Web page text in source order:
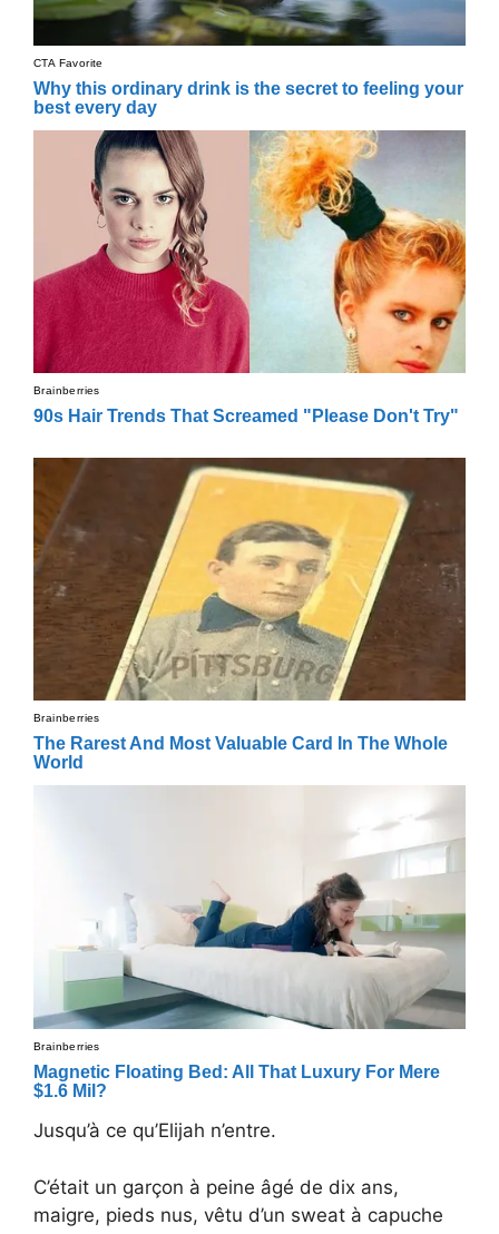
Jusqu’à ce qu’Elijah n’entre.
C’était un garçon à peine âgé de dix ans,
maigre, pieds nus, vêtu d’un sweat à capuche